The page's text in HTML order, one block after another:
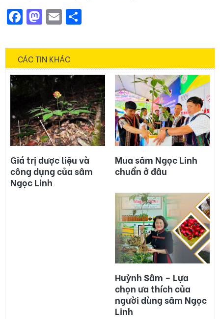
Facebook
Mastodon
Email
CÁC TIN KHÁC
Giá trị dược liệu và
công dụng của sâm
Ngọc Linh
Mua sâm Ngọc Linh
chuẩn ở đâu
Huỳnh Sâm – Lựa
chọn ưa thích của
người dùng sâm Ngọc
Linh